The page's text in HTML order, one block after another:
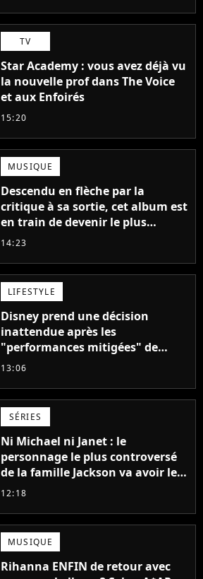
TV
Star Academy : vous avez déjà vu
la nouvelle prof dans The Voice
et aux Enfoirés
15:20
MUSIQUE
Descendu en flèche par la
critique à sa sortie, cet album est
en train de devenir le plus
populaire de son auteur
14:23
LIFESTYLE
Disney prend une décision
inattendue après les
"performances mitigées" de
Vaiana et The Mandalorian &
13:06
SÉRIES
Ni Michael ni Janet : le
personnage le plus controversé
de la famille Jackson va avoir le
droit à sa propre série
12:18
MUSIQUE
Rihanna ENFIN de retour avec